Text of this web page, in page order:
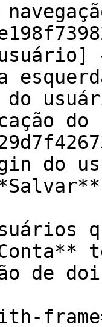
do
do
de